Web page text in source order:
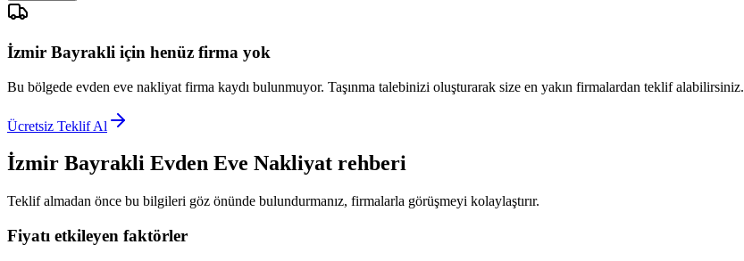
İzmir Bayrakli için henüz firma yok
Bu bölgede evden eve nakliyat firma kaydı bulunmuyor. Taşınma talebinizi oluşturarak size en yakın firmalardan teklif alabilirsiniz.
Ücretsiz Teklif Al
İzmir Bayrakli Evden Eve Nakliyat rehberi
Teklif almadan önce bu bilgileri göz önünde bulundurmanız, firmalarla görüşmeyi kolaylaştırır.
Fiyatı etkileyen faktörler